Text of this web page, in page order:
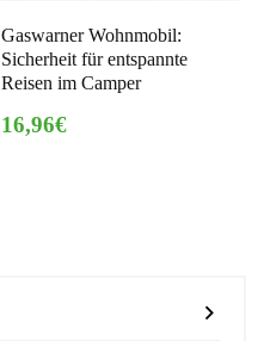
Gaswarner Wohnmobil:
Sicherheit für entspannte
Reisen im Camper
16,96€